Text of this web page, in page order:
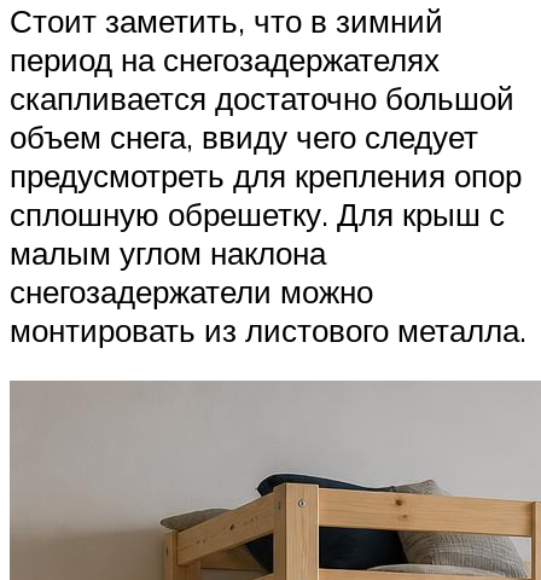
Стоит заметить, что в зимний
период на снегозадержателях
скапливается достаточно большой
объем снега, ввиду чего следует
предусмотреть для крепления опор
сплошную обрешетку. Для крыш с
малым углом наклона
снегозадержатели можно
монтировать из листового металла.